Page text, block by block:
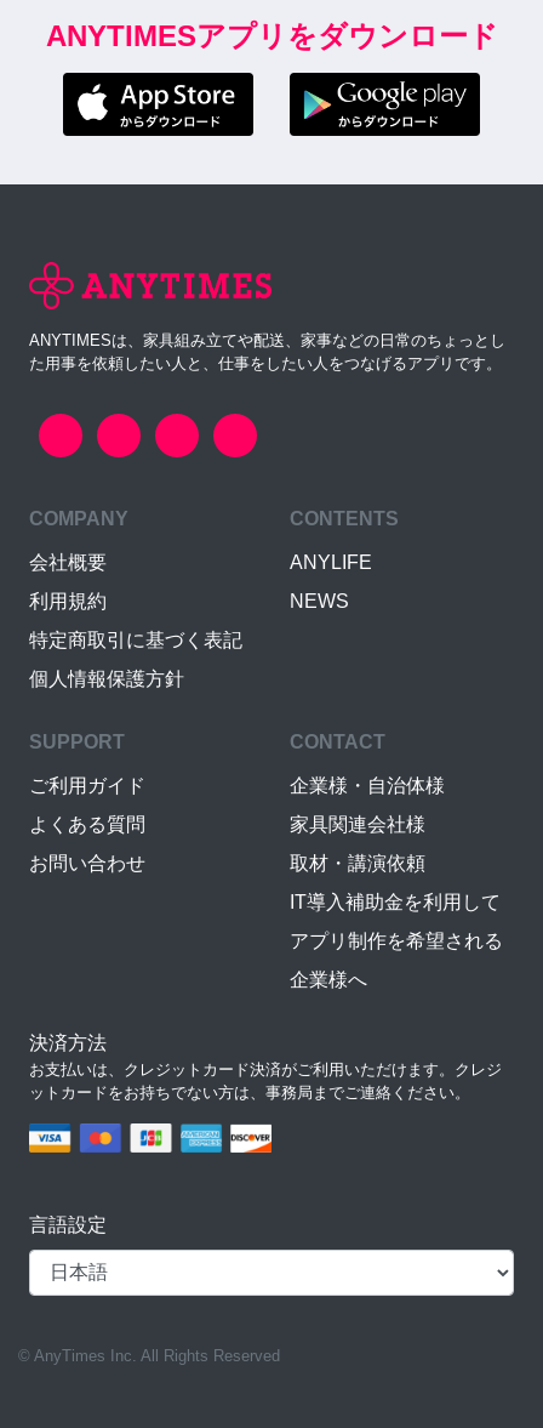
ANYTIMESアプリをダウンロード
ANYTIMESは、家具組み立てや配送、家事などの日常のちょっとし
た用事を依頼したい人と、仕事をしたい人をつなげるアプリです。
COMPANY
会社概要
利用規約
特定商取引に基づく表記
個人情報保護方針
CONTENTS
ANYLIFE
NEWS
SUPPORT
ご利用ガイド
よくある質問
お問い合わせ
CONTACT
企業様・自治体様
家具関連会社様
取材・講演依頼
IT導入補助金を利用して
アプリ制作を希望される
企業様へ
決済方法
お支払いは、クレジットカード決済がご利用いただけます。クレジ
ットカードをお持ちでない方は、事務局までご連絡ください。
言語設定
© AnyTimes Inc. All Rights Reserved